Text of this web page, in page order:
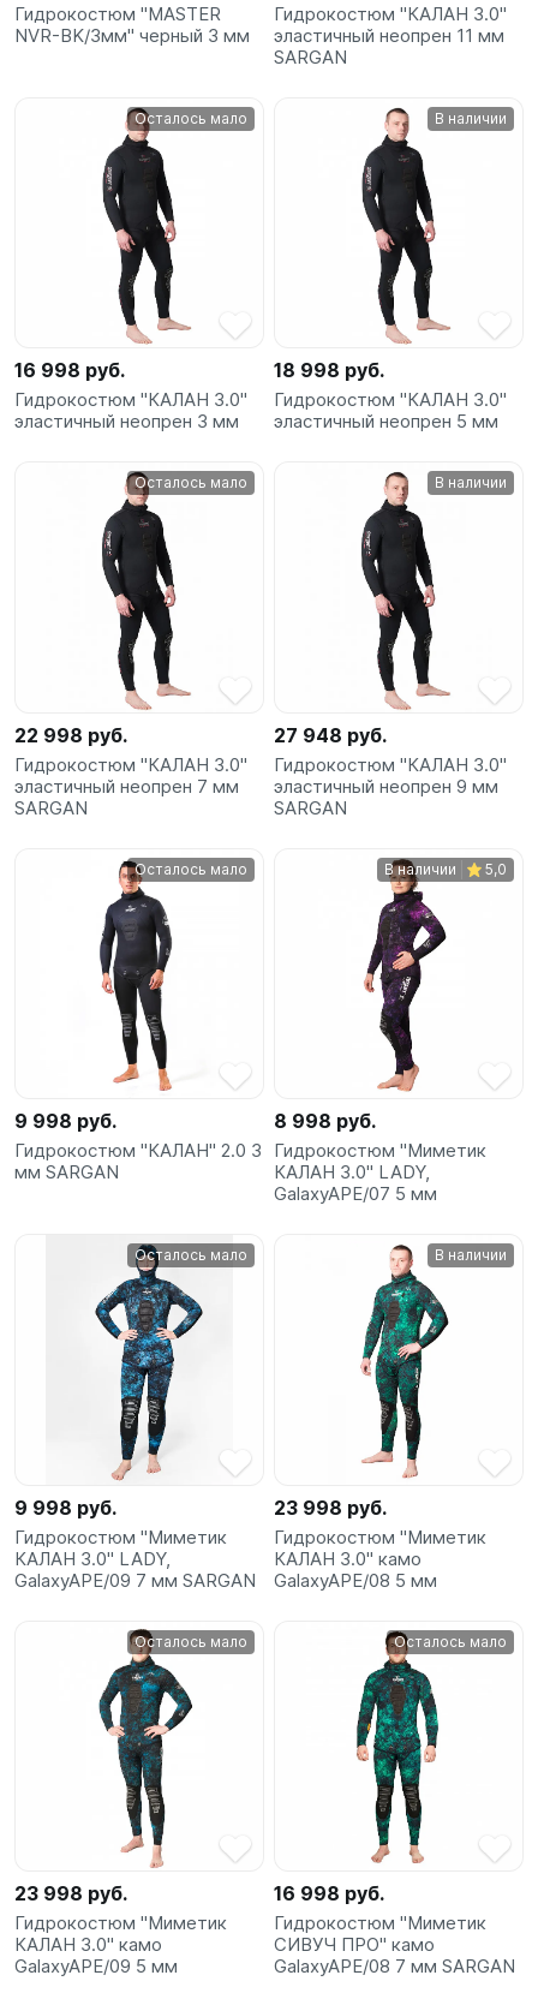
Гидрокостюм "MASTER
NVR-BK/3мм" черный 3 мм
Гидрокостюм "КАЛАН 3.0"
эластичный неопрен 11 мм
SARGAN
Осталось мало
16 998 руб.
Гидрокостюм "КАЛАН 3.0"
эластичный неопрен 3 мм
В наличии
18 998 руб.
Гидрокостюм "КАЛАН 3.0"
эластичный неопрен 5 мм
Осталось мало
22 998 руб.
Гидрокостюм "КАЛАН 3.0"
эластичный неопрен 7 мм
SARGAN
В наличии
27 948 руб.
Гидрокостюм "КАЛАН 3.0"
эластичный неопрен 9 мм
SARGAN
Осталось мало
9 998 руб.
Гидрокостюм "КАЛАН" 2.0 3
мм SARGAN
В наличии 5,0
8 998 руб.
Гидрокостюм "Миметик
КАЛАН 3.0" LADY,
GalaxyAPE/07 5 мм
Осталось мало
9 998 руб.
Гидрокостюм "Миметик
КАЛАН 3.0" LADY,
GalaxyAPE/09 7 мм SARGAN
В наличии
23 998 руб.
Гидрокостюм "Миметик
КАЛАН 3.0" камо
GalaxyAPE/08 5 мм
Осталось мало
23 998 руб.
Гидрокостюм "Миметик
КАЛАН 3.0" камо
GalaxyAPE/09 5 мм
Осталось мало
16 998 руб.
Гидрокостюм "Миметик
СИВУЧ ПРО" камо
GalaxyAPE/08 7 мм SARGAN